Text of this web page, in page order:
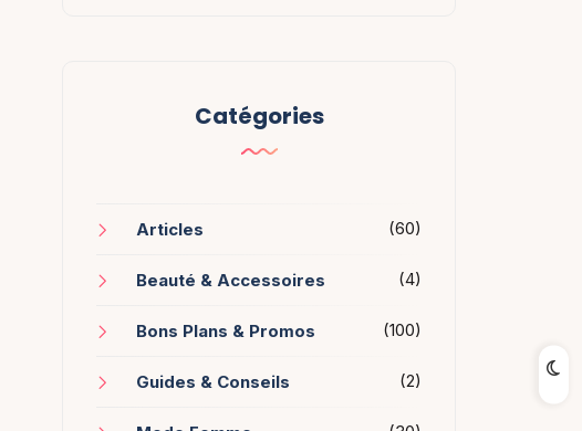
Catégories
Articles (60)
Beauté & Accessoires (4)
Bons Plans & Promos (100)
Guides & Conseils (2)